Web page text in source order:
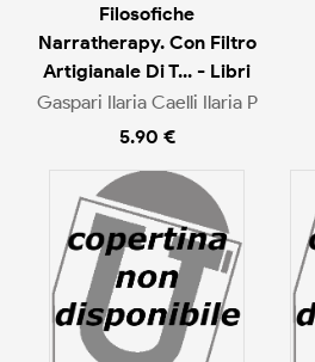
Filosofiche
Narratherapy. Con Filtro
Artigianale Di T... - Libri
Gaspari Ilaria Caelli Ilaria P
5.90 €